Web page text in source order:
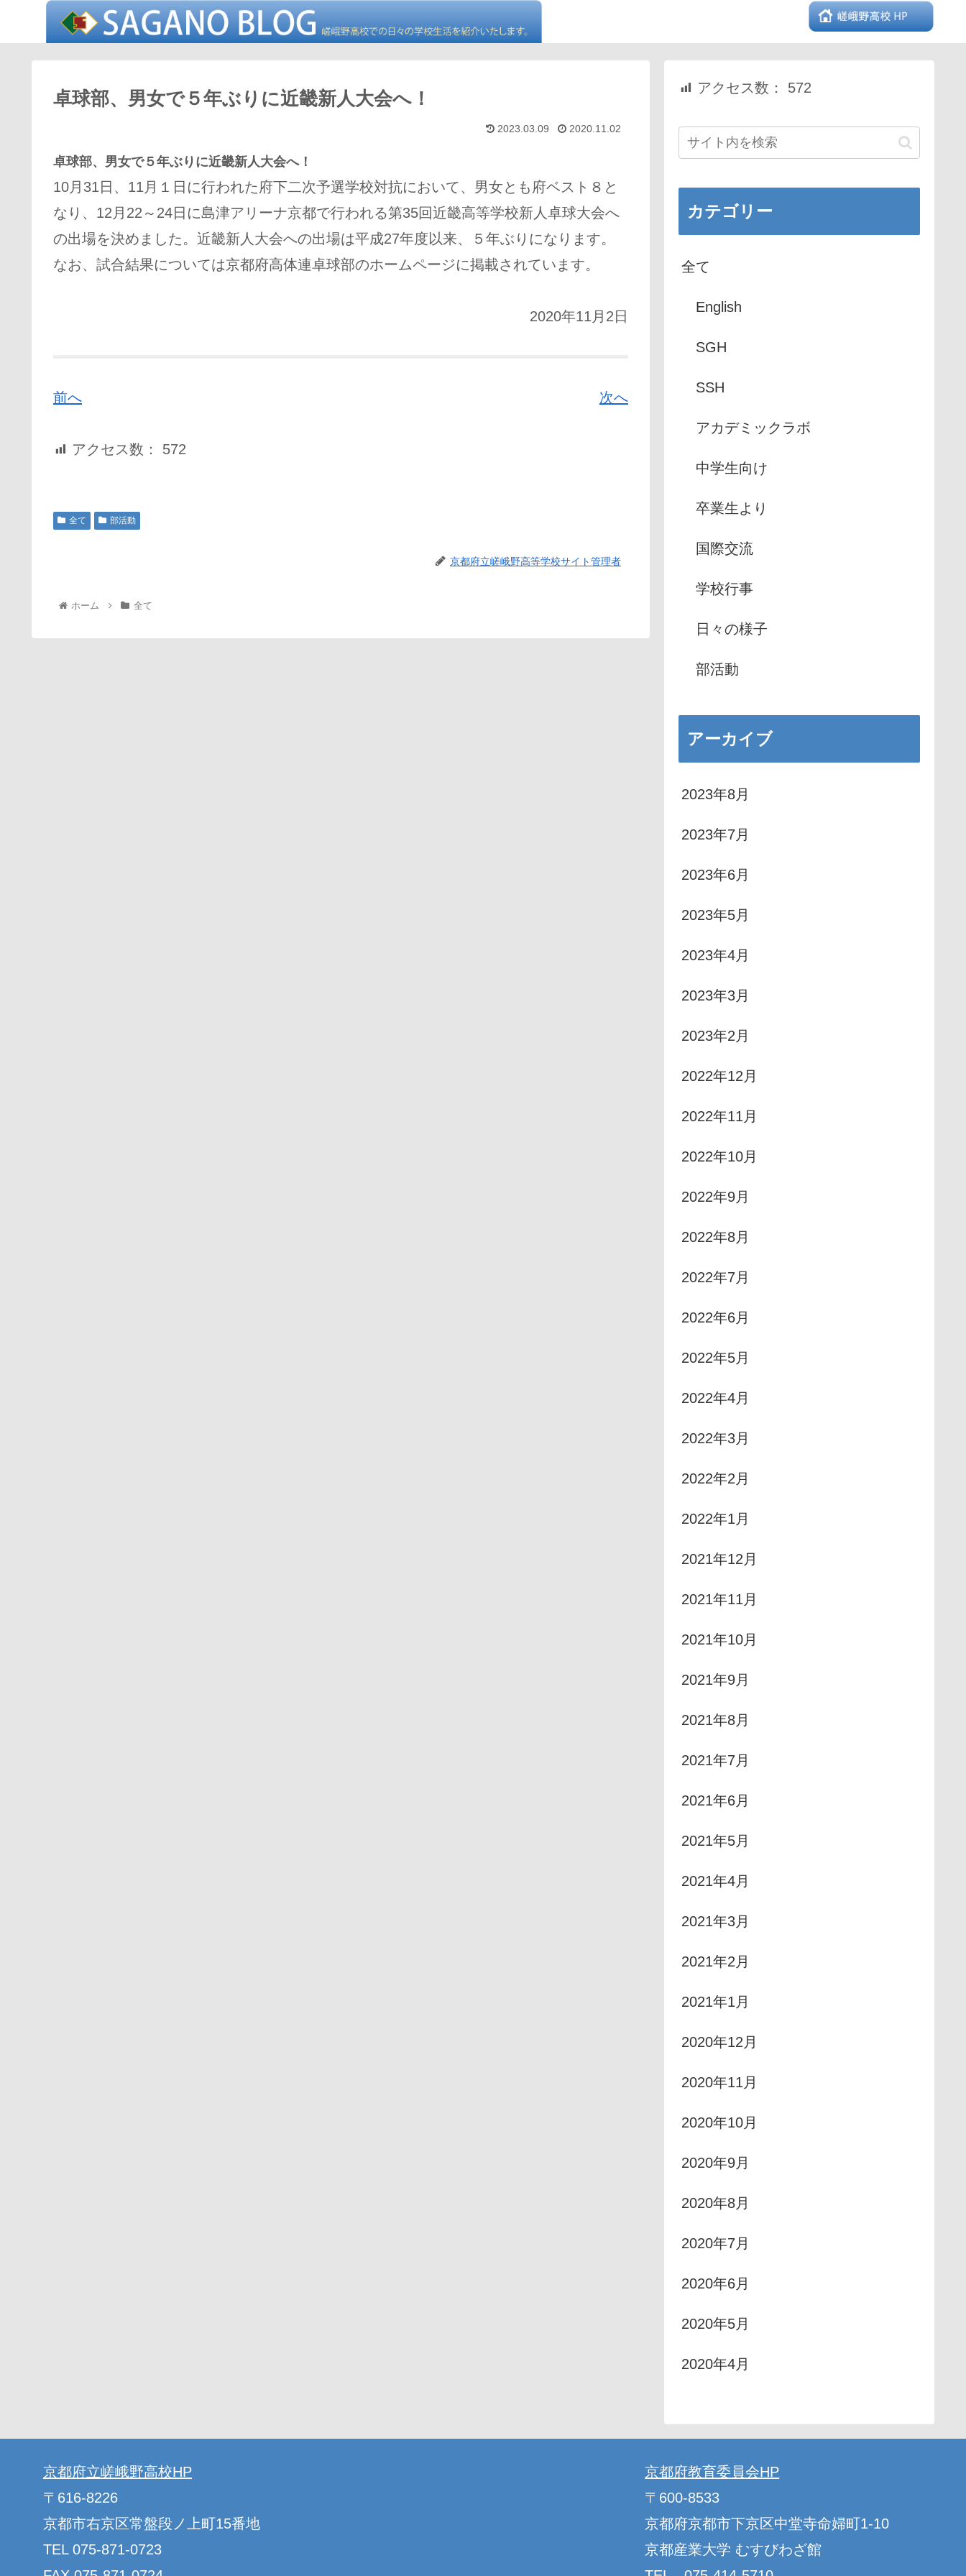
卓球部、男女で５年ぶりに近畿新人大会へ！
2023.03.09 2020.11.02
卓球部、男女で５年ぶりに近畿新人大会へ！
10月31日、11月１日に行われた府下二次予選学校対抗において、男女とも府ベスト８と
なり、12月22～24日に島津アリーナ京都で行われる第35回近畿高等学校新人卓球大会へ
の出場を決めました。近畿新人大会への出場は平成27年度以来、５年ぶりになります。
なお、試合結果については京都府高体連卓球部のホームページに掲載されています。
2020年11月2日
前へ 次へ
アクセス数： 572
全て 部活動
京都府立嵯峨野高等学校サイト管理者
ホーム 全て
アクセス数： 572
カテゴリー
全て
English
SGH
SSH
アカデミックラボ
中学生向け
卒業生より
国際交流
学校行事
日々の様子
部活動
アーカイブ
2023年8月
2023年7月
2023年6月
2023年5月
2023年4月
2023年3月
2023年2月
2022年12月
2022年11月
2022年10月
2022年9月
2022年8月
2022年7月
2022年6月
2022年5月
2022年4月
2022年3月
2022年2月
2022年1月
2021年12月
2021年11月
2021年10月
2021年9月
2021年8月
2021年7月
2021年6月
2021年5月
2021年4月
2021年3月
2021年2月
2021年1月
2020年12月
2020年11月
2020年10月
2020年9月
2020年8月
2020年7月
2020年6月
2020年5月
2020年4月
京都府立嵯峨野高校HP
〒616-8226
京都市右京区常盤段ノ上町15番地
TEL 075-871-0723
京都府教育委員会HP
〒600-8533
京都府京都市下京区中堂寺命婦町1-10
京都産業大学 むすびわざ館